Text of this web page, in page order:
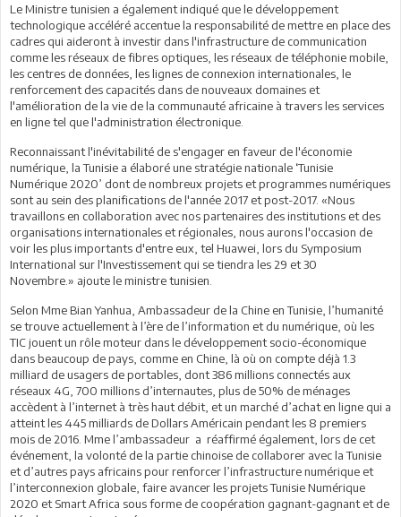
Le Ministre tunisien a également indiqué que le développement
technologique accéléré accentue la responsabilité de mettre en place des
cadres qui aideront à investir dans l'infrastructure de communication
comme les réseaux de fibres optiques, les réseaux de téléphonie mobile,
les centres de données, les lignes de connexion internationales, le
renforcement des capacités dans de nouveaux domaines et
l'amélioration de la vie de la communauté africaine à travers les services
en ligne tel que l'administration électronique.
Reconnaissant l'inévitabilité de s'engager en faveur de l'économie
numérique, la Tunisie a élaboré une stratégie nationale ‘Tunisie
Numérique 2020’ dont de nombreux projets et programmes numériques
sont au sein des planifications de l'année 2017 et post-2017. «Nous
travaillons en collaboration avec nos partenaires des institutions et des
organisations internationales et régionales, nous aurons l'occasion de
voir les plus importants d'entre eux, tel Huawei, lors du Symposium
International sur l'Investissement qui se tiendra les 29 et 30
Novembre.» ajoute le ministre tunisien.
Selon Mme Bian Yanhua, Ambassadeur de la Chine en Tunisie, l’humanité
se trouve actuellement à l’ère de l’information et du numérique, où les
TIC jouent un rôle moteur dans le développement socio-économique
dans beaucoup de pays, comme en Chine, là où on compte déjà 1.3
milliard de usagers de portables, dont 386 millions connectés aux
réseaux 4G, 700 millions d’internautes, plus de 50% de ménages
accèdent à l’internet à très haut débit, et un marché d’achat en ligne qui a
atteint les 445 milliards de Dollars Américain pendant les 8 premiers
mois de 2016. Mme l’ambassadeur a réaffirmé également, lors de cet
événement, la volonté de la partie chinoise de collaborer avec la Tunisie
et d’autres pays africains pour renforcer l’infrastructure numérique et
l’interconnexion globale, faire avancer les projets Tunisie Numérique
2020 et Smart Africa sous forme de coopération gagnant-gagnant et de